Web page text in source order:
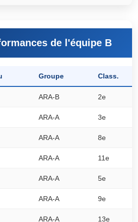
de l'équipe B
Groupe Class.
ARA-B 2e
ARA-A 3e
ARA-A 8e
ARA-A 11e
ARA-A 5e
ARA-A 9e
ARA-A 13e